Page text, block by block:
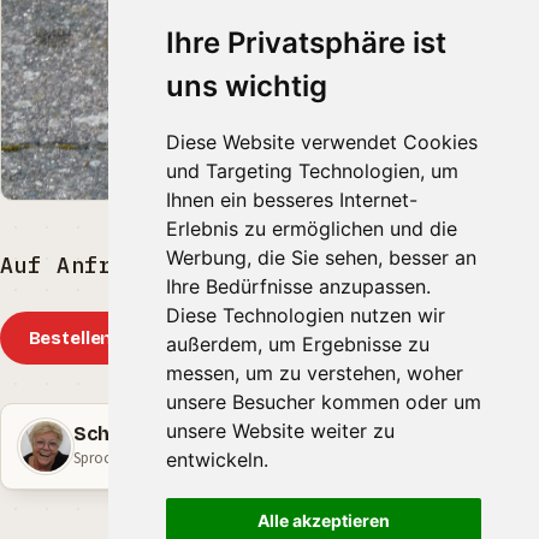
Ihre Privatsphäre ist
uns wichtig
Diese Website verwendet Cookies
und Targeting Technologien, um
Ihnen ein besseres Internet-
Erlebnis zu ermöglichen und die
Werbung, die Sie sehen, besser an
Ihre Bedürfnisse anzupassen.
Diese Technologien nutzen wir
außerdem, um Ergebnisse zu
messen, um zu verstehen, woher
unsere Besucher kommen oder um
unsere Website weiter zu
entwickeln.
Alle akzeptieren
Auf Anfrage EUR
Bestellen
Schäfer Keramik
Sprockhövel · Nordrhein-Westfalen